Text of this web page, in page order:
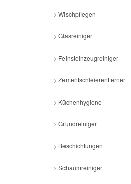
Wischpflegen
Glasreiniger
Feinsteinzeugreiniger
Zementschleierentferner
Küchenhygiene
Grundreiniger
Beschichtungen
Schaumreiniger